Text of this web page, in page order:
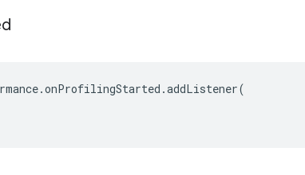
.onProfilingStarted .addListener(